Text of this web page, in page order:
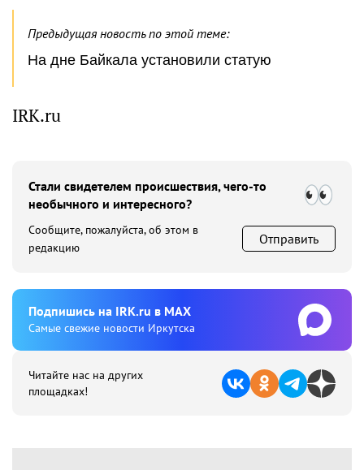
Предыдущая новость по этой теме:
На дне Байкала установили статую
IRK.ru
Стали свидетелем происшествия, чего-то
необычного и интересного?
Сообщите, пожалуйста, об этом в
редакцию
Отправить
Подпишиcь на IRK.ru в MAX
Cамые свежие новости Иркутска
Читайте нас на других
площадках!